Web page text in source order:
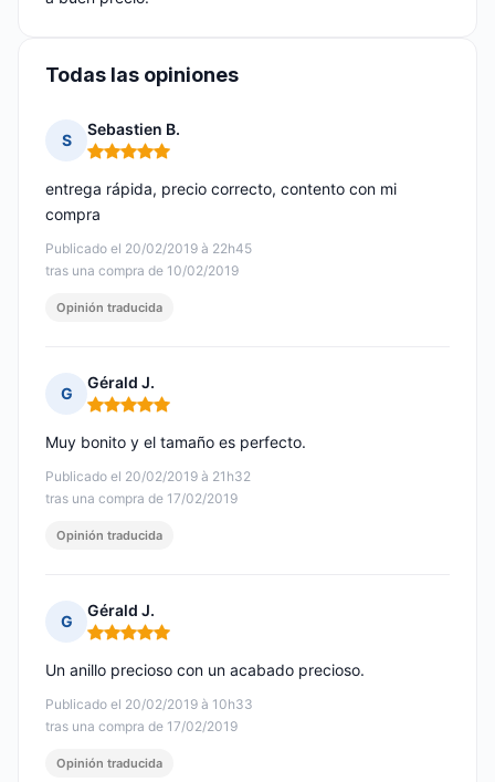
Todas las opiniones
S
Sebastien B.
Nota: 5 de 5
Publicado el 20/02/2019 à 22h45
tras una compra de 10/02/2019
entrega rápida, precio correcto, contento con mi
compra
Opinión traducida
G
Gérald J.
Nota: 5 de 5
Publicado el 20/02/2019 à 21h32
tras una compra de 17/02/2019
Muy bonito y el tamaño es perfecto.
Opinión traducida
G
Gérald J.
Nota: 5 de 5
Publicado el 20/02/2019 à 10h33
tras una compra de 17/02/2019
Un anillo precioso con un acabado precioso.
Opinión traducida